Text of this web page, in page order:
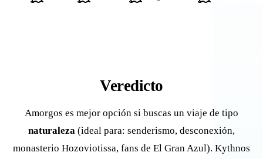
Veredicto
Amorgos es mejor opción si buscas un viaje de tipo
naturaleza (ideal para: senderismo, desconexión,
monasterio Hozoviotissa, fans de El Gran Azul). Kythnos